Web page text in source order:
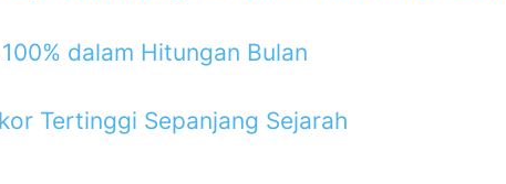
dalam Hitungan Bulan
Tertinggi Sepanjang Sejarah